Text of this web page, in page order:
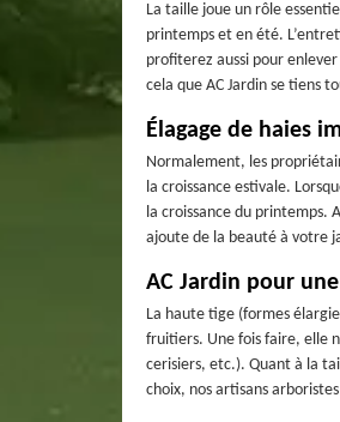
La taille joue un rôle
printemps et en été.
profiterez aussi pour
cela que AC Jardin se tiens
Élagage de haies
Normalement, les
la croissance estivale.
la croissance du printemps.
ajoute de la beauté à votre
AC Jardin pour
La haute tige (formes
fruitiers. Une fois faire, elle
cerisiers, etc.). Quant à la
choix, nos artisans